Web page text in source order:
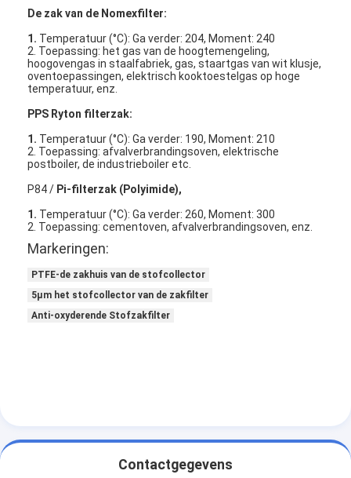
Thuis
Producten
Video's
Over ons
Fabriekstocht
Neem contact met ons op
Luchtfilter Productiemachine
De zak van de Nomexfilter:
1. Temperatuur (°C): Ga verder: 204, Moment: 240
2. Toepassing: het gas van de hoogtemengeling,
hoogovengas in staalfabriek, gas, staartgas van wit klusje,
oventoepassingen, elektrisch kooktoestelgas op hoge
temperatuur, enz.
PPS Ryton filterzak:
1. Temperatuur (°C): Ga verder: 190, Moment: 210
2. Toepassing: afvalverbrandingsoven, elektrische
postboiler, de industrieboiler etc.
P84 / Pi-filterzak (Polyimide),
1. Temperatuur (°C): Ga verder: 260, Moment: 300
2. Toepassing: cementoven, afvalverbrandingsoven, enz.
Markeringen:
PTFE-de zakhuis van de stofcollector
5µm het stofcollector van de zakfilter
Anti-oxyderende Stofzakfilter
Contactgegevens